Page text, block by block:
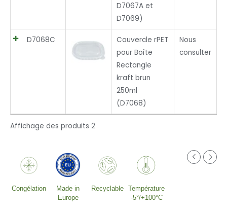
D7067A et
D7069)
D7068C
Couvercle rPET
pour Boîte
Rectangle
kraft brun
250ml
(D7068)
Nous
consulter
Affichage des produits 2
Congélation
Made in
Europe
Recyclable
Température
-5°/+100°C